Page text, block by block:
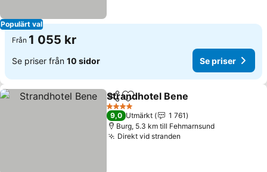
Populärt val
Från 1 055 kr
Se priser från 10 sidor Se priser
Dela Lägg till i Mina Favoriter
Strandhotel Bene
4 Stjärnor
9,0 Utmärkt
1 761
Burg, 5.3 km till Fehmarnsund
Direkt vid stranden